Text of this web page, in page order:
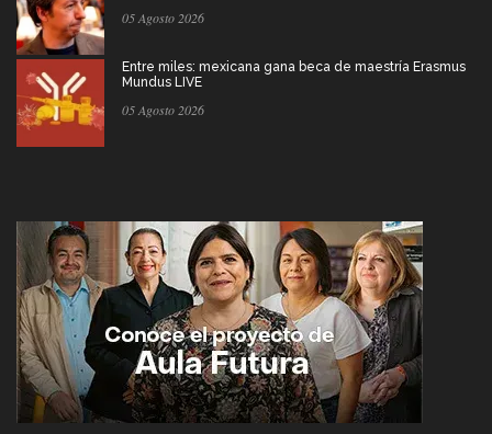
05 Agosto 2026
Entre miles: mexicana gana beca de maestría Erasmus
Mundus LIVE
05 Agosto 2026